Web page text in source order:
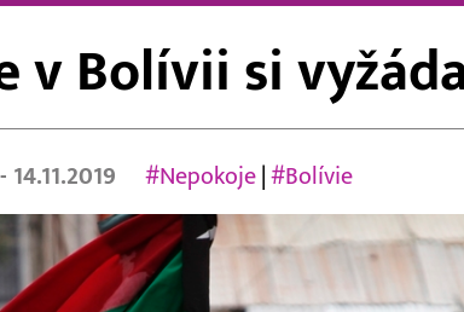
v Bolívii si
- 14.11.2019 #Nepokoje| #Bolívie